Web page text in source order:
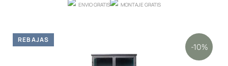
ENVIO GRATIS MONTAJE GRATIS
-10%
REBAJAS